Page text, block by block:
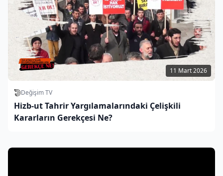
11 Mart 2026
Değişim TV
Hizb-ut Tahrir Yargılamalarındaki Çelişkili
Kararların Gerekçesi Ne?